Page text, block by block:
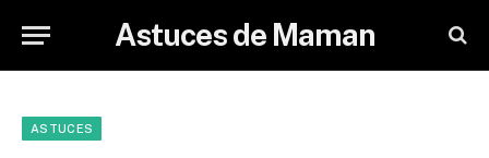
Astuces de Maman
ASTUCES